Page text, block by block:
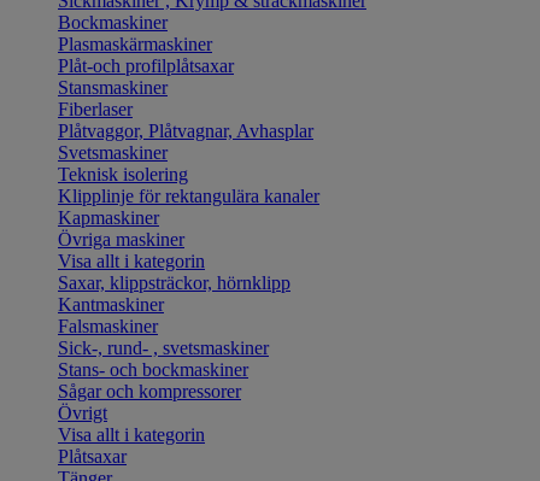
Bockmaskiner
Plasmaskärmaskiner
Plåt-och profilplåtsaxar
Stansmaskiner
Fiberlaser
Plåtvaggor, Plåtvagnar, Avhasplar
Svetsmaskiner
Teknisk isolering
Klipplinje för rektangulära kanaler
Kapmaskiner
Övriga maskiner
Visa allt i kategorin
Saxar, klippsträckor, hörnklipp
Kantmaskiner
Falsmaskiner
Sick-, rund- , svetsmaskiner
Stans- och bockmaskiner
Sågar och kompressorer
Övrigt
Visa allt i kategorin
Plåtsaxar